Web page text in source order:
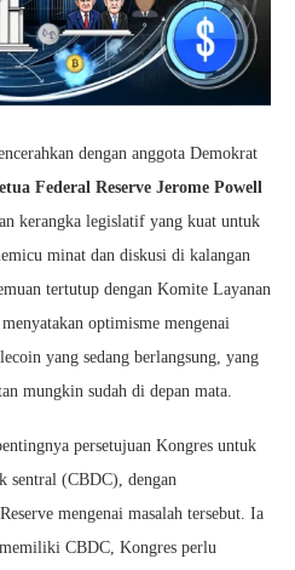
dengan anggota Demokrat
Federal Reserve Jerome Powell
kerangka legislatif yang kuat untuk
minat dan diskusi di kalangan
tertutup dengan Komite Layanan
optimisme mengenai
yang sedang berlangsung, yang
mungkin sudah di depan mata.
persetujuan Kongres untuk
sentral (CBDC), dengan
mengenai masalah tersebut. Ia
CBDC, Kongres perlu